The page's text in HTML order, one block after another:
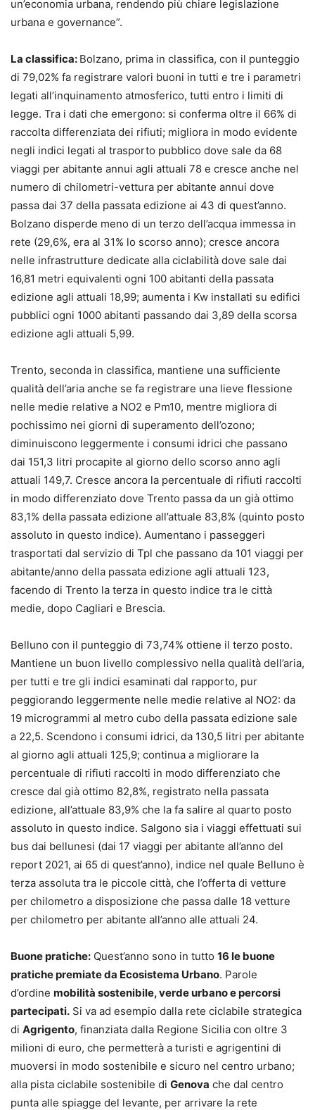
un’economia urbana, rendendo più chiare legislazione
urbana e governance”.
La classifica: Bolzano, prima in classifica, con il punteggio
di 79,02% fa registrare valori buoni in tutti e tre i parametri
legati all’inquinamento atmosferico, tutti entro i limiti di
legge. Tra i dati che emergono: si conferma oltre il 66% di
raccolta differenziata dei rifiuti; migliora in modo evidente
negli indici legati al trasporto pubblico dove sale da 68
viaggi per abitante annui agli attuali 78 e cresce anche nel
numero di chilometri-vettura per abitante annui dove
passa dai 37 della passata edizione ai 43 di quest’anno.
Bolzano disperde meno di un terzo dell’acqua immessa in
rete (29,6%, era al 31% lo scorso anno); cresce ancora
nelle infrastrutture dedicate alla ciclabilità dove sale dai
16,81 metri equivalenti ogni 100 abitanti della passata
edizione agli attuali 18,99; aumenta i Kw installati su edifici
pubblici ogni 1000 abitanti passando dai 3,89 della scorsa
edizione agli attuali 5,99.
Trento, seconda in classifica, mantiene una sufficiente
qualità dell’aria anche se fa registrare una lieve flessione
nelle medie relative a NO2 e Pm10, mentre migliora di
pochissimo nei giorni di superamento dell’ozono;
diminuiscono leggermente i consumi idrici che passano
dai 151,3 litri procapite al giorno dello scorso anno agli
attuali 149,7. Cresce ancora la percentuale di rifiuti raccolti
in modo differenziato dove Trento passa da un già ottimo
83,1% della passata edizione all’attuale 83,8% (quinto posto
assoluto in questo indice). Aumentano i passeggeri
trasportati dal servizio di Tpl che passano da 101 viaggi per
abitante/anno della passata edizione agli attuali 123,
facendo di Trento la terza in questo indice tra le città
medie, dopo Cagliari e Brescia.
Belluno con il punteggio di 73,74% ottiene il terzo posto.
Mantiene un buon livello complessivo nella qualità dell’aria,
per tutti e tre gli indici esaminati dal rapporto, pur
peggiorando leggermente nelle medie relative al NO2: da
19 microgrammi al metro cubo della passata edizione sale
a 22,5. Scendono i consumi idrici, da 130,5 litri per abitante
al giorno agli attuali 125,9; continua a migliorare la
percentuale di rifiuti raccolti in modo differenziato che
cresce dal già ottimo 82,8%, registrato nella passata
edizione, all’attuale 83,9% che la fa salire al quarto posto
assoluto in questo indice. Salgono sia i viaggi effettuati sui
bus dai bellunesi (dai 17 viaggi per abitante all’anno del
report 2021, ai 65 di quest’anno), indice nel quale Belluno è
terza assoluta tra le piccole città, che l’offerta di vetture
per chilometro a disposizione che passa dalle 18 vetture
per chilometro per abitante all’anno alle attuali 24.
Buone pratiche: Quest’anno sono in tutto 16 le buone
pratiche premiate da Ecosistema Urbano. Parole
d’ordine mobilità sostenibile, verde urbano e percorsi
partecipati. Si va ad esempio dalla rete ciclabile strategica
di Agrigento, finanziata dalla Regione Sicilia con oltre 3
milioni di euro, che permetterà a turisti e agrigentini di
muoversi in modo sostenibile e sicuro nel centro urbano;
alla pista ciclabile sostenibile di Genova che dal centro
punta alle spiagge del levante, per arrivare la rete